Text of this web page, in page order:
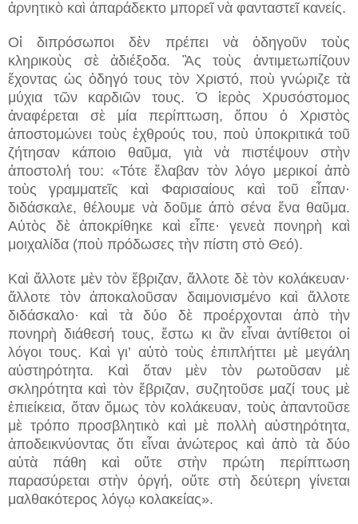
ἀρνητικὸ καὶ ἀπαράδεκτο μπορεῖ νὰ φανταστεῖ κανείς.
Οἱ διπρόσωποι δὲν πρέπει νὰ ὁδηγοῦν τοὺς
κληρικοὺς σὲ ἀδιέξοδα. Ἂς τοὺς ἀντιμετωπίζουν
ἔχοντας ὡς ὁδηγό τους τὸν Χριστό, ποὺ γνώριζε τὰ
μύχια τῶν καρδιῶν τους. Ὁ ἱερὸς Χρυσόστομος
ἀναφέρεται σὲ μία περίπτωση, ὅπου ὁ Χριστὸς
ἀποστομώνει τοὺς ἐχθρούς του, ποὺ ὑποκριτικά τοῦ
ζήτησαν κάποιο θαῦμα, γιὰ νὰ πιστέψουν στὴν
ἀποστολή του: «Τότε ἔλαβαν τὸν λόγο μερικοί ἀπὸ
τοὺς γραμματεῖς καὶ Φαρισαίους καὶ τοῦ εἶπαν·
διδάσκαλε, θέλουμε νὰ δοῦμε ἀπὸ σένα ἕνα θαῦμα.
Αὐτὸς δὲ ἀποκρίθηκε καὶ εἶπε· γενεὰ πονηρὴ καὶ
μοιχαλίδα (ποὺ πρόδωσες τὴν πίστη στὸ Θεό).
Καὶ ἄλλοτε μὲν τὸν ἔβριζαν, ἄλλοτε δὲ τὸν κολάκευαν·
ἄλλοτε τὸν ἀποκαλοῦσαν δαιμονισμένο καὶ ἄλλοτε
διδάσκαλο· καὶ τὰ δύο δὲ προέρχονται ἀπὸ τὴν
πονηρὴ διάθεσή τους, ἔστω κι ἂν εἶναι ἀντίθετοι οἱ
λόγοι τους. Καὶ γι’ αὐτὸ τοὺς ἐπιπλήττει μὲ μεγάλη
αὐστηρότητα. Καὶ ὅταν μὲν τὸν ρωτοῦσαν μὲ
σκληρότητα καὶ τὸν ἔβριζαν, συζητοῦσε μαζί τους μὲ
ἐπιείκεια, ὅταν ὅμως τὸν κολάκευαν, τοὺς ἀπαντοῦσε
μὲ τρόπο προσβλητικὸ καὶ μὲ πολλὴ αὐστηρότητα,
ἀποδεικνύοντας ὅτι εἶναι ἀνώτερος καὶ ἀπὸ τὰ δύο
αὐτὰ πάθη καὶ οὔτε στὴν πρώτη περίπτωση
παρασύρεται στὴν ὀργή, οὔτε στὴ δεύτερη γίνεται
μαλθακότερος λόγῳ κολακείας».